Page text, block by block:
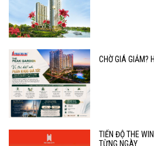
CHỜ GIÁ GIẢM?
TIẾN ĐỘ THE
TỪNG NGÀY